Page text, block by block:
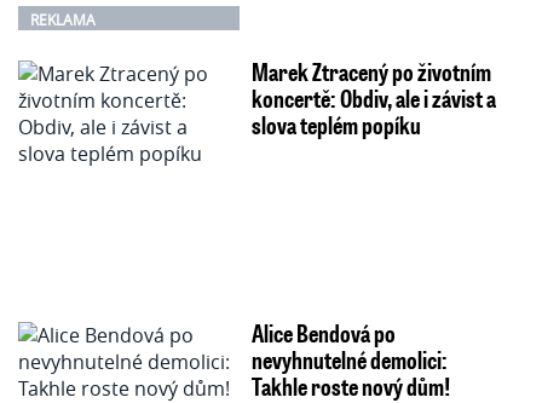
REKLAMA
Marek Ztracený po životním
koncertě: Obdiv, ale i závist a
slova teplém popíku
Alice Bendová po
nevyhnutelné demolici:
Takhle roste nový dům!